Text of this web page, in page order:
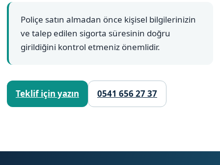
Poliçe satın almadan önce kişisel bilgilerinizin
ve talep edilen sigorta süresinin doğru
girildiğini kontrol etmeniz önemlidir.
Teklif için yazın 0541 656 27 37